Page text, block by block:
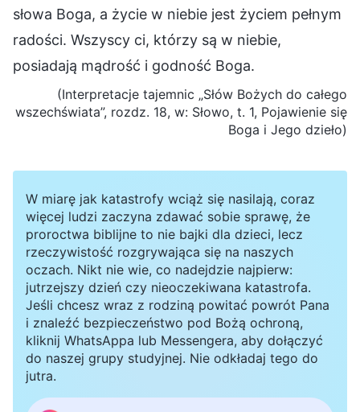
słowa Boga, a życie w niebie jest życiem pełnym
radości. Wszyscy ci, którzy są w niebie,
posiadają mądrość i godność Boga.
(Interpretacje tajemnic „Słów Bożych do całego
wszechświata”, rozdz. 18, w: Słowo, t. 1, Pojawienie się
Boga i Jego dzieło)
W miarę jak katastrofy wciąż się nasilają, coraz
więcej ludzi zaczyna zdawać sobie sprawę, że
proroctwa biblijne to nie bajki dla dzieci, lecz
rzeczywistość rozgrywająca się na naszych
oczach. Nikt nie wie, co nadejdzie najpierw:
jutrzejszy dzień czy nieoczekiwana katastrofa.
Jeśli chcesz wraz z rodziną powitać powrót Pana
i znaleźć bezpieczeństwo pod Bożą ochroną,
kliknij WhatsAppa lub Messengera, aby dołączyć
do naszej grupy studyjnej. Nie odkładaj tego do
jutra.